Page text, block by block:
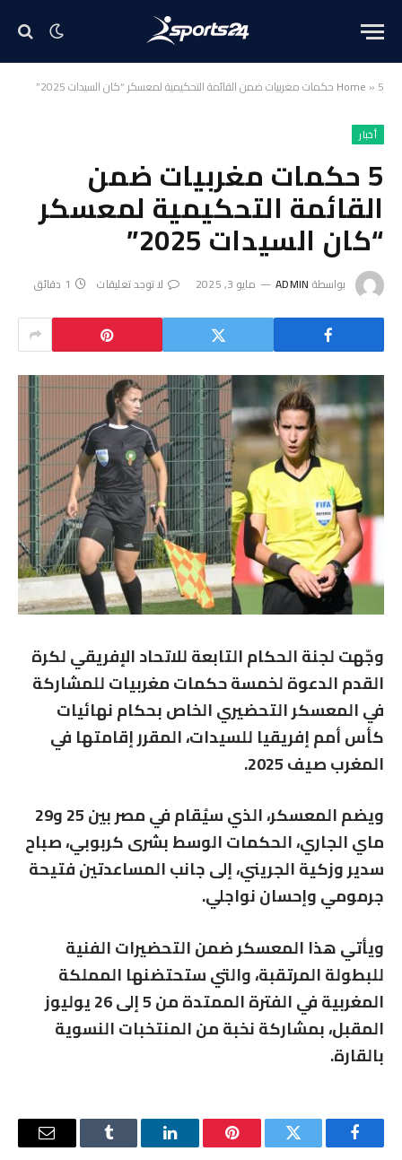
Home » 5 حكمات مغربيات ضمن القائمة التحكيمية لمعسكر “كان السيدات 2025”
أخبار
5 حكمات مغربيات ضمن
القائمة التحكيمية لمعسكر
“كان السيدات 2025”
بواسطة ADMIN مايو 3, 2025 لا توجد تعليقات 1 دقائق
وجّهت لجنة الحكام التابعة للاتحاد الإفريقي لكرة
القدم الدعوة لخمسة حكمات مغربيات للمشاركة
في المعسكر التحضيري الخاص بحكام نهائيات
كأس أمم إفريقيا للسيدات، المقرر إقامتها في
المغرب صيف 2025.
ويضم المعسكر، الذي سيُقام في مصر بين 25 و29
ماي الجاري، الحكمات الوسط بشرى كربوبي، صباح
سدير وزكية الجريني، إلى جانب المساعدتين فتيحة
جرمومي وإحسان نواجلي.
ويأتي هذا المعسكر ضمن التحضيرات الفنية
للبطولة المرتقبة، والتي ستحتضنها المملكة
المغربية في الفترة الممتدة من 5 إلى 26 يوليوز
المقبل، بمشاركة نخبة من المنتخبات النسوية
بالقارة.
فيسبوك تويتر بينتيريستلينكدإن Tumblr
البريد